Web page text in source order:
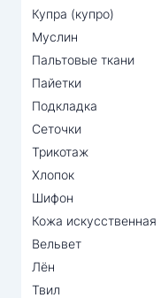
Купра (купро)
Муслин
Пальтовые ткани
Пайетки
Подкладка
Сеточки
Трикотаж
Хлопок
Шифон
Кожа искусственная
Вельвет
Лён
Твил